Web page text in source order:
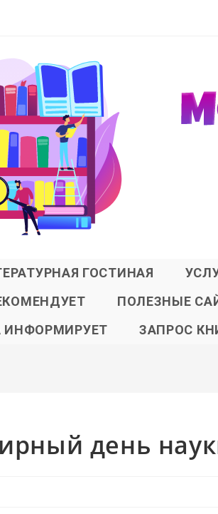
ГОСТИНАЯ
ПОЛЕЗНЫЕ
ИНФОРМИРУЕТ
ЗАПРОС
день